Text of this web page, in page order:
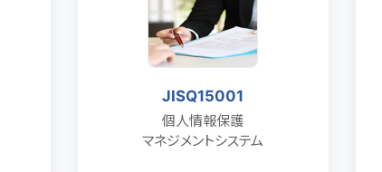
JISQ15001
個人情報保護
マネジメントシステム